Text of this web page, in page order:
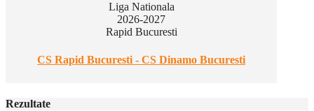
Liga Nationala
2026-2027
Rapid Bucuresti
CS Rapid Bucuresti - CS Dinamo Bucuresti
Rezultate